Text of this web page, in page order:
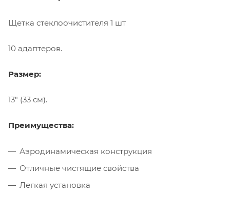
Щетка стеклоочистителя 1 шт
10 адаптеров.
Размер:
13" (33 см).
Преимущества:
Аэродинамическая конструкция
Отличные чистящие свойства
Легкая установка